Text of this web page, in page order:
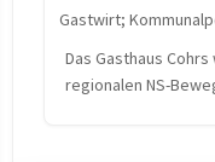
Gastwirt;
Das Gasthaus
regionalen NS-